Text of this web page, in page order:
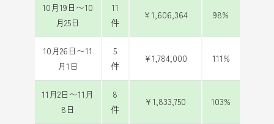
10月19日〜10
月25日
11
件
¥1,606,364 98%
10月26日〜11
月1日
5
件
¥1,784,000 111%
11月2日〜11月
8日
8
件
¥1,833,750 103%